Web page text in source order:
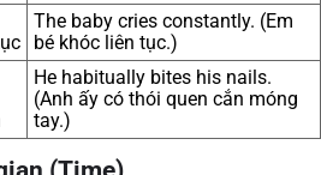
The baby cries constantly. (Em
bé khóc liên tục.)
He habitually bites his nails.
(Anh ấy có thói quen cắn móng
tay.)